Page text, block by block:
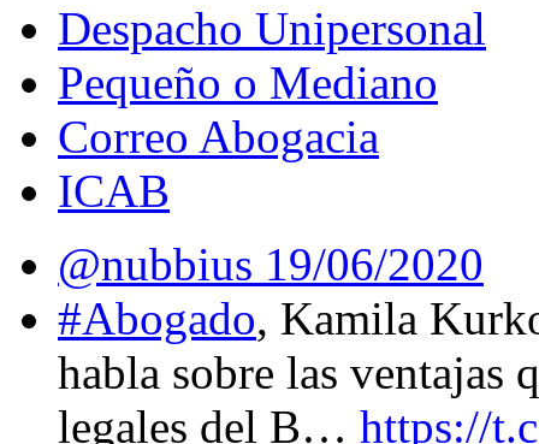
Despacho Unipersonal
Pequeño o Mediano
Correo Abogacia
ICAB
@nubbius 19/06/2020
#Abogado, Kamila
habla sobre las ventajas
legales del B… https://